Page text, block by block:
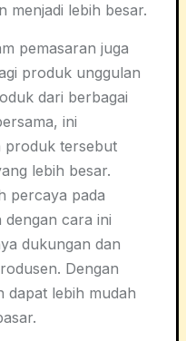
menjadi lebih besar.
pemasaran juga
produk unggulan
dari berbagai
ini
produk tersebut
lebih besar.
percaya pada
cara ini
dukungan dan
Dengan
dapat lebih mudah